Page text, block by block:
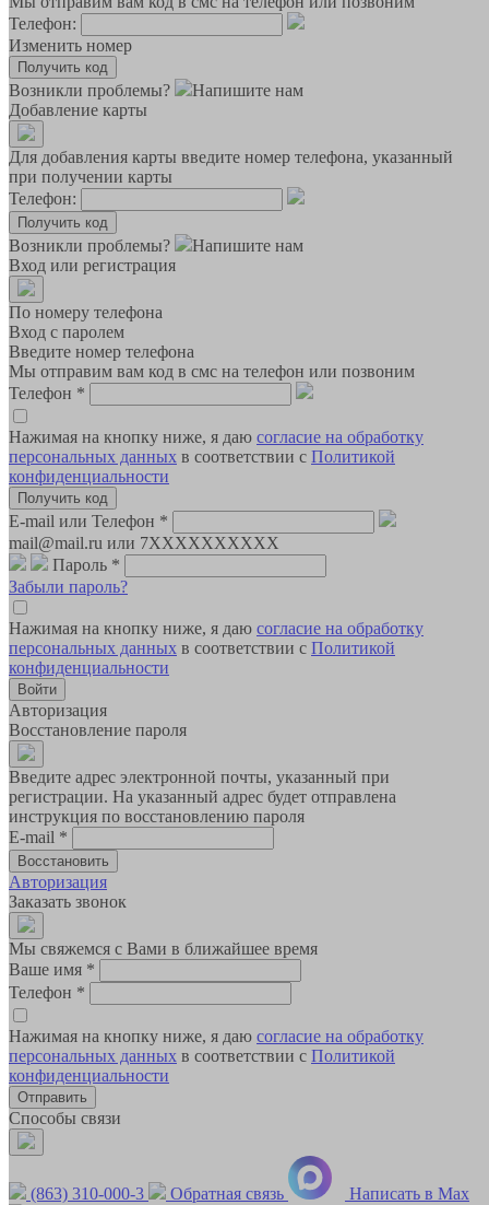
Телефон:
Изменить номер
Возникли проблемы?
Напишите нам
Добавление карты
Для добавления карты введите номер телефона, указанный
при получении карты
Телефон:
Возникли проблемы?
Напишите нам
Вход или регистрация
По номеру телефона
Вход с паролем
Введите номер телефона
Мы отправим вам код в смс на телефон или позвоним
Телефон *
Нажимая на кнопку ниже, я даю согласие на обработку
персональных данных в соответствии с Политикой
конфиденциальности
E-mail или Телефон *
mail@mail.ru или 7XXXXXXXXXX
Пароль *
Забыли пароль?
Нажимая на кнопку ниже, я даю согласие на обработку
персональных данных в соответствии с Политикой
конфиденциальности
Авторизация
Восстановление пароля
Введите адрес электронной почты, указанный при
регистрации. На указанный адрес будет отправлена
инструкция по восстановлению пароля
E-mail *
Авторизация
Заказать звонок
Мы свяжемся с Вами в ближайшее время
Ваше имя *
Телефон *
Нажимая на кнопку ниже, я даю согласие на обработку
персональных данных в соответствии с Политикой
конфиденциальности
Способы связи
(863) 310-000-3 Обратная связь
Написать в Max